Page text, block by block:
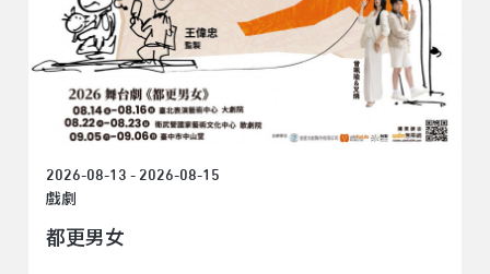
2026-08-13 - 2026-08-15
戲劇
都更男女